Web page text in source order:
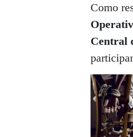
Como
Central